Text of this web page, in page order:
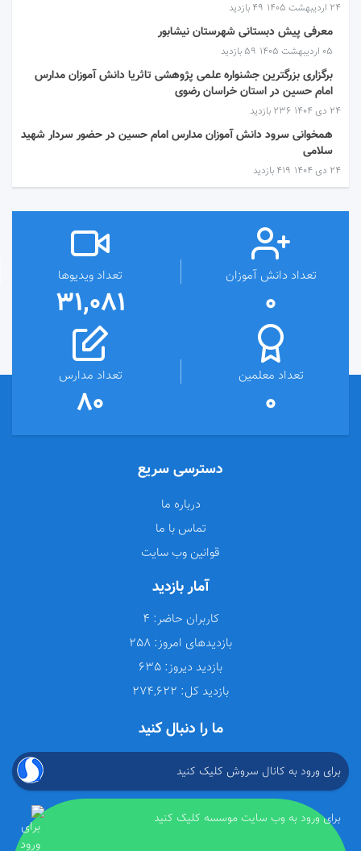
۲۴ اردیبهشت ۱۴۰۵ 49 بازدید
معرفی پیش دبستانی شهرستان نیشابور
۰۵ اردیبهشت ۱۴۰۵ 59 بازدید
برگزاری بزرگترین جشنواره علمی پژوهشی تاثریا دانش آموزان مدارس
امام حسین در استان خراسان رضوی
۲۴ دی ۱۴۰۴ 236 بازدید
همخوانی سرود دانش آموزان مدارس امام حسین در حضور سردار شهید
سلامی
۲۴ دی ۱۴۰۴ 419 بازدید
تعداد دانش آموزان
0
تعداد ویدیوها
31,081
تعداد معلمین
0
تعداد مدارس
80
دسترسی سریع
درباره ما
تماس با ما
قوانین وب سایت
آمار بازدید
کاربران حاضر:
بازدیدهای امروز:
بازدید دیروز:
بازدید کل:
ما را دنبال کنید
برای ورود به کانال سروش کلیک کنید
برای ورود به وب سایت موسسه کلیک کنید